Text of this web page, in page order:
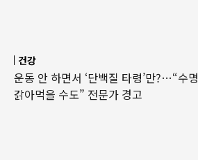
건강
운동 안 하면서 ‘단백질 타령’만?…“수명
갉아먹을 수도” 전문가 경고